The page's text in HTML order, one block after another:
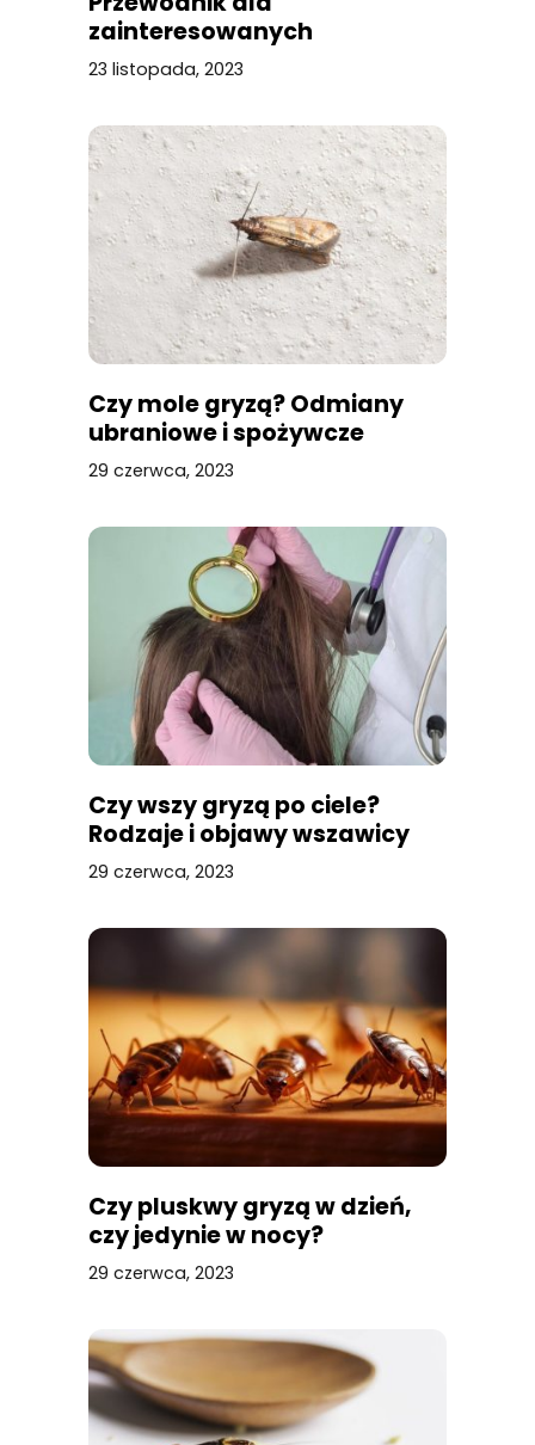
zainteresowanych
23 listopada, 2023
Czy mole gryzą? Odmiany
ubraniowe i spożywcze
29 czerwca, 2023
Czy wszy gryzą po ciele?
Rodzaje i objawy wszawicy
29 czerwca, 2023
Czy pluskwy gryzą w dzień,
czy jedynie w nocy?
29 czerwca, 2023